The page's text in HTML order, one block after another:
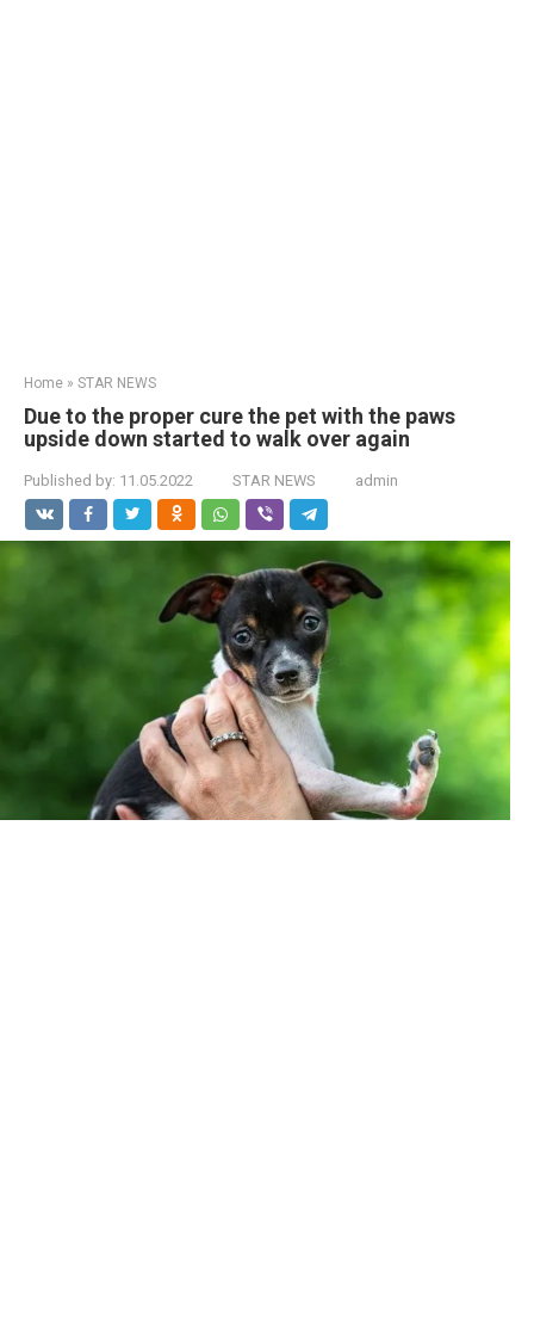
Home » STAR NEWS
Due to the proper cure the pet with the paws
upside down started to walk over again
Published by: 11.05.2022 STAR NEWS admin